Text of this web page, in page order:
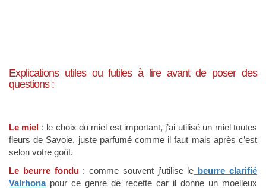
Explications utiles ou futiles à lire avant de poser des
questions:
Le miel : le choix du miel est important, j’ai utilisé un miel toutes
fleurs de Savoie, juste parfumé comme il faut mais après c’est
selon votre goût.
Le beurre fondu: comme souvent j’utilise le beurre clarifié
Valrhonapour ce genre de recette car il donne un moelleux